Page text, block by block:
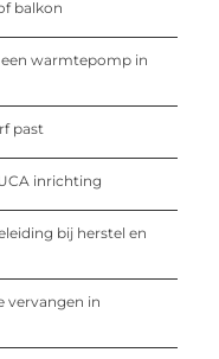
balkon
warmtepomp in
past
inrichting
bij herstel en
vervangen in